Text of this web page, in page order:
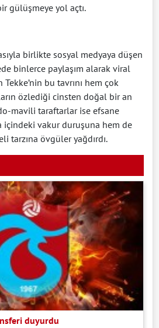
gülüşmeye yol açtı.
birlikte sosyal medyaya düşen
binlerce paylaşım alarak viral
bu tavrını hem çok
özlediği cinsten doğal bir an
mavili taraftarlar ise efsane
vakur duruşuna hem de
tarzına övgüler yağdırdı.
duyurdu